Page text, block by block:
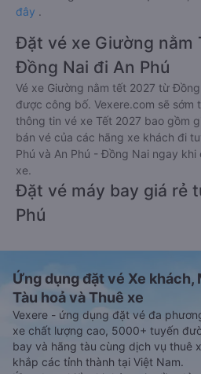
vé đã đặt, quý khách vui lòng truy
Xem hướng dẫn chi tiết đặt vé xe,
đây.
Đặt vé xe Giường nằm
Đồng Nai đi An Phú
Vé xe Giường nằm tết 2027 từ
được công bố. Vexere.com sẽ sớm
thông tin vé xe Tết 2027 bao gồm
bán vé của các hãng xe khách đi
Phú và An Phú - Đồng Nai ngay khi
Đặt vé máy bay giá rẻ
Phú
Ứng dụng đặt vé Xe khách,
Tàu hoả và Thuê xe
Vexere - ứng dụng đặt vé đa